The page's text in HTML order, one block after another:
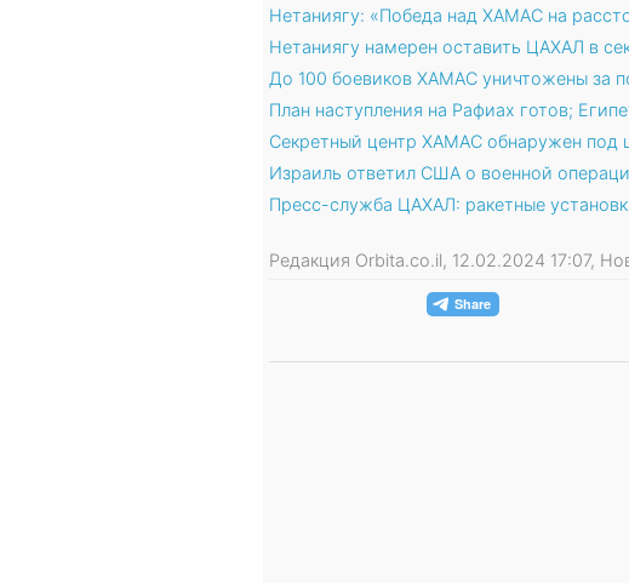
Нетаниягу: «Победа над ХАМАС на
Нетаниягу намерен оставить ЦАХАЛ в
До 100 боевиков ХАМАС уничтожены за
План наступления на Рафиах готов;
Секретный центр ХАМАС обнаружен под
Израиль ответил США о военной
Пресс-служба ЦАХАЛ: ракетные
Редакция Orbita.co.il, 12.02.2024 17:07,